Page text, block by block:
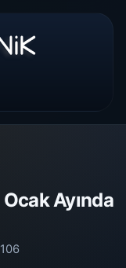
Ayında
106